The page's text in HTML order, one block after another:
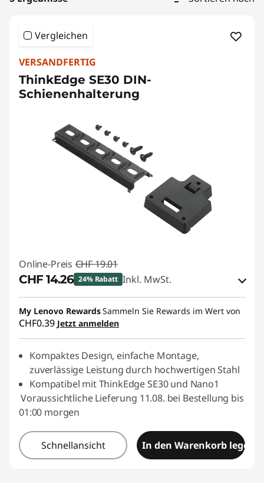
Vergleichen
VERSANDFERTIG
ThinkEdge SE30 DIN-
Schienenhalterung
Online-Preis CHF 19.01
CHF 14.26 24% Rabatt Inkl. MwSt.
eCoupon-Rabatt :-CHF 4.75
eCoupon :SALES
My Lenovo RewardsSammeln Sie Rewards im Wert von
CHF0.39 Jetzt anmelden
Kompaktes Design, einfache Montage,
zuverlässige Leistung durch hochwertigen Stahl
Kompatibel mit ThinkEdge SE30 und Nano1
Voraussichtliche Lieferung 11.08. bei Bestellung bis
01:00 morgen
Schnellansicht In den Warenkorb legen